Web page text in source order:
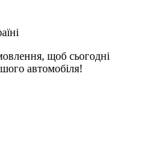
щоб сьогодні
автомобіля!